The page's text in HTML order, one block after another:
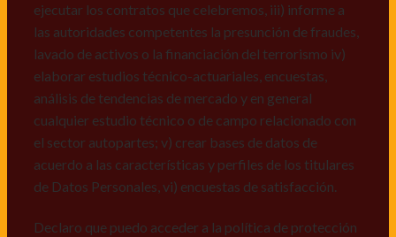
Declaro que puedo acceder a la política de protección
de datos personales de Derco en la
direcciónwww.autoplanet.com.co, igualmente,
manifiesto que he sido informado sobre mis derechos
a conocer, actualizar, rectificar, suprimir, solicitar
prueba: i) de autorización y ii) finalidad, presentar
quejas y/o reclamos en canales de
atención: servicioalcliente@derco.com.coy en
responsables, para que efectúen el tratamiento de mis
ejecutar los contratos que celebremos, iii) informe a
las autoridades competentes la presunción de fraudes,
lavado de activos o la financiación del terrorismo iv)
elaborar estudios técnico-actuariales, encuestas,
análisis de tendencias de mercado y en general
cualquier estudio técnico o de campo relacionado con
el sector autopartes; v) crear bases de datos de
acuerdo a las características y perfiles de los titulares
de Datos Personales, vi) encuestas de satisfacción.
Declaro que puedo acceder a la política de protección